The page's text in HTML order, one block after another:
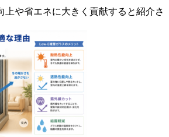
上や省エネに大きく貢献すると紹介さ